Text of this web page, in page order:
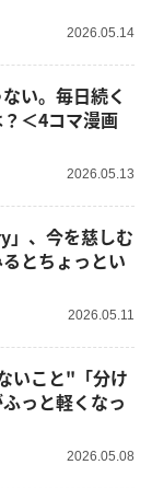
2026.05.14
い。毎日続く
＜4コマ漫画
2026.05.13
、今を慈しむ
とちょっとい
2026.05.11
いこと"「分け
っと軽くなっ
2026.05.08